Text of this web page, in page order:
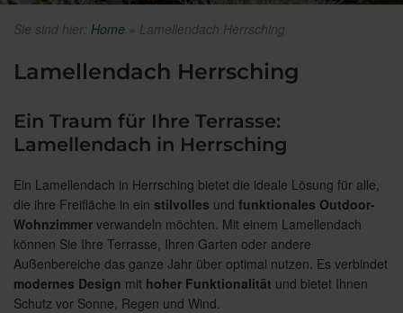
Sie sind hier: Home » Lamellendach Herrsching
Lamellendach Herrsching
Ein Traum für Ihre Terrasse:
Lamellendach in Herrsching
Ein Lamellendach in Herrsching bietet die ideale Lösung für alle,
die ihre Freifläche in ein stilvolles und funktionales Outdoor-
Wohnzimmer verwandeln möchten. Mit einem Lamellendach
können Sie Ihre Terrasse, Ihren Garten oder andere
Außenbereiche das ganze Jahr über optimal nutzen. Es verbindet
modernes Design mit hoher Funktionalität und bietet Ihnen
Schutz vor Sonne, Regen und Wind.